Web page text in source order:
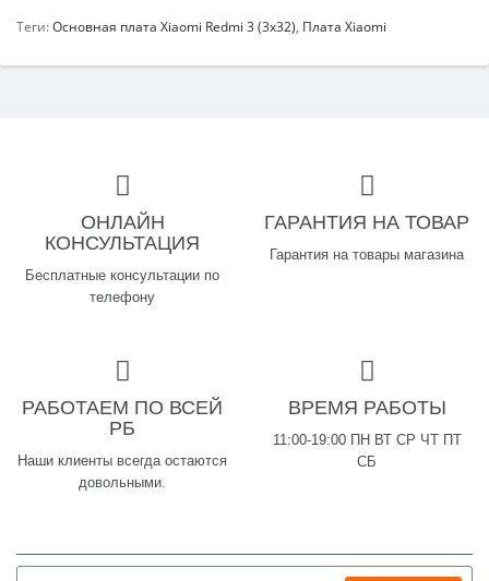
Теги:Основная плата Xiaomi Redmi 3 (3x32), Плата Xiaomi
ОНЛАЙН
КОНСУЛЬТАЦИЯ
Бесплатные консультации по
телефону
ГАРАНТИЯ НА ТОВАР
Гарантия на товары магазина
РАБОТАЕМ ПО ВСЕЙ
РБ
Наши клиенты всегда остаются
довольными.
ВРЕМЯ РАБОТЫ
11:00-19:00 ПН ВТ СР ЧТ ПТ
СБ